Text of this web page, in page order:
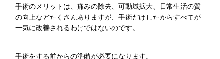
手術のメリットは、痛みの除去、可動域拡大、日常生活の質
の向上などたくさんありますが、手術だけしたからすべてが
一気に改善されるわけではないのです。
手術をする前からの準備が必要になります。